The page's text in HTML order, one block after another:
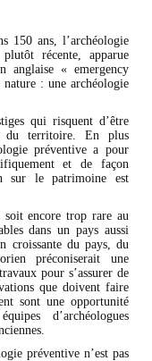
150 ans, l’archéologie
récente, apparue
anglaise « emergency
: une archéologie
qui risquent d’être
du territoire. En plus
préventive a pour
et de façon
sur le patrimoine est
soit encore trop rare au
dans un pays aussi
croissante du pays, du
préconiserait une
pour s’assurer de
que doivent faire
sont une opportunité
d’archéologues
préventive n’est pas